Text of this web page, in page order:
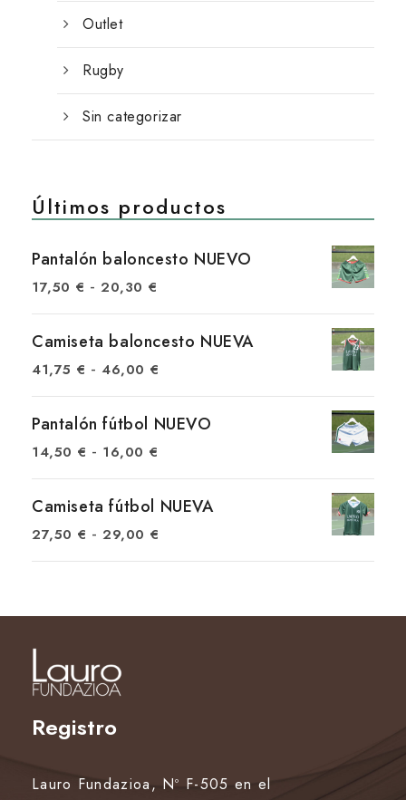
Outlet
Rugby
Sin categorizar
Últimos productos
Pantalón baloncesto NUEVO
17,50 € - 20,30 €
a
n
g
o
d
e
p
r
e
c
o
d
Camiseta baloncesto NUEVA
41,75 € - 46,00 €
a
n
o
d
p
e
d
Pantalón fútbol NUEVO
14,50 € - 16,00 €
a
n
g
o
e
o
Camiseta fútbol NUEVA
27,50 € - 29,00 €
a
g
e
Registro
Lauro Fundazioa, Nº F-505 en el